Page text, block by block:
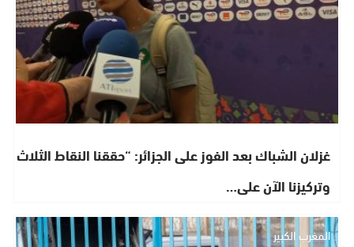
غزلان الشباك بعد الفوز على الجزائر: “حققنا النقاط الثلاث
وتركيزنا الآن على…
المغرب الكبير